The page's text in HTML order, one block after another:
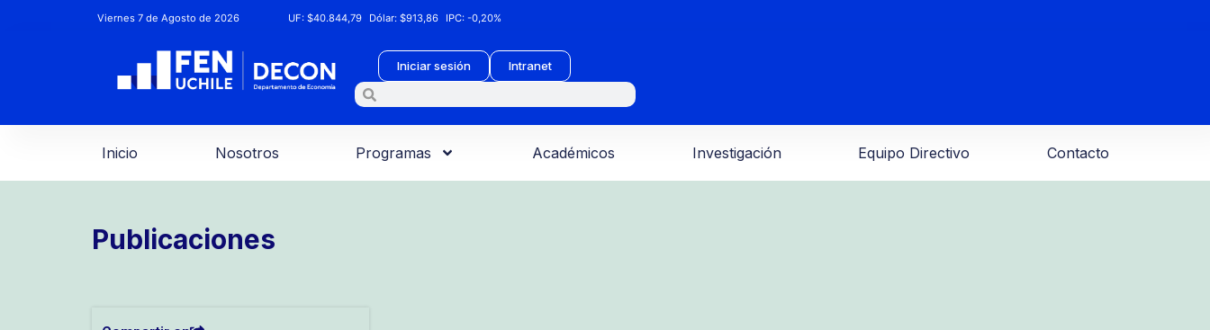
Viernes 7 de Agosto de 2026 UF:$40.844,79 Dólar:$913,86 IPC:-0,20%
Iniciar sesión Intranet
Inicio Nosotros Programas Académicos Investigación Equipo Directivo Contacto
Publicaciones